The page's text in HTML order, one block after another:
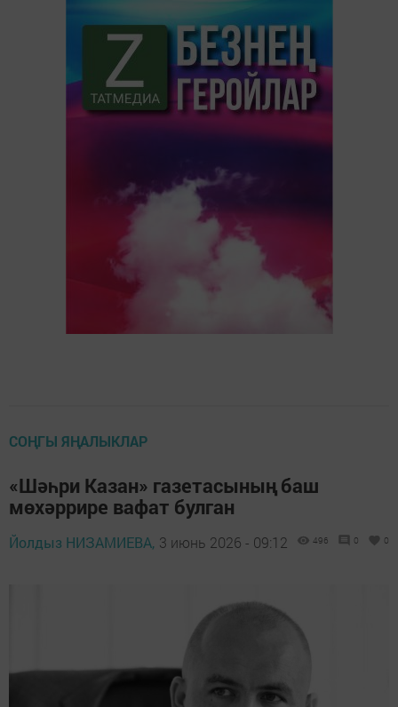
СОҢГЫ ЯҢАЛЫКЛАР
«Шәһри Казан» газетасының баш
мөхәррире вафат булган
Йолдыз НИЗАМИЕВА, 3 июнь 2026 - 09:12 496 0 0